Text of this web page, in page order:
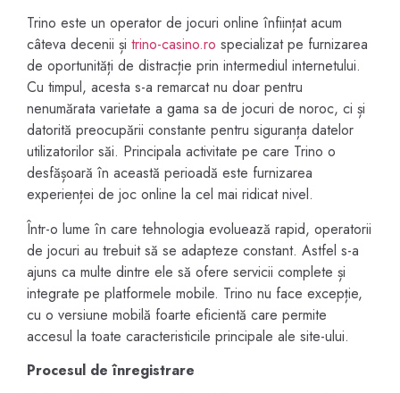
Trino este un operator de jocuri online înființat acum
câteva decenii și trino-casino.ro specializat pe furnizarea
de oportunități de distracție prin intermediul internetului.
Cu timpul, acesta s-a remarcat nu doar pentru
nenumărata varietate a gama sa de jocuri de noroc, ci și
datorită preocupării constante pentru siguranța datelor
utilizatorilor săi. Principala activitate pe care Trino o
desfășoară în această perioadă este furnizarea
experienței de joc online la cel mai ridicat nivel.
Într-o lume în care tehnologia evoluează rapid, operatorii
de jocuri au trebuit să se adapteze constant. Astfel s-a
ajuns ca multe dintre ele să ofere servicii complete și
integrate pe platformele mobile. Trino nu face excepție,
cu o versiune mobilă foarte eficientă care permite
accesul la toate caracteristicile principale ale site-ului.
Procesul de înregistrare